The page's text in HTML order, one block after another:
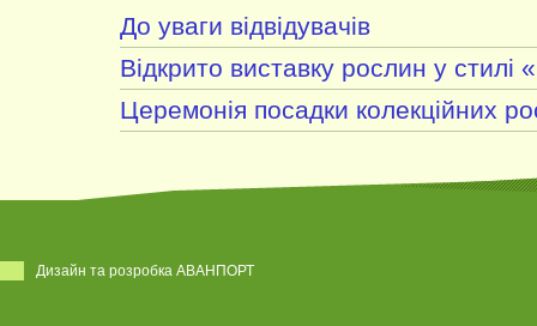
До уваги відвідувачів
Відкрито виставку рослин у стилі
Церемонія посадки колекційних
Дизайн та розробка АВАНПОРТ